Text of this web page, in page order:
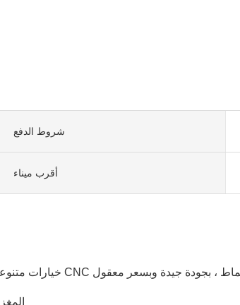
شروط الدفع
أقرب ميناء